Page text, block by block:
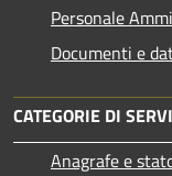
Personale
Documenti e
CATEGORIE DI
Anagrafe e